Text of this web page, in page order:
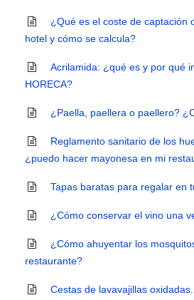
¿Qué es el coste de captación
hotel y cómo se calcula?
Acrilamida: ¿qué es y por qué
HORECA?
¿Paella, paellera o paellero?
Reglamento sanitario de los
¿puedo hacer mayonesa en mi
Tapas baratas para regalar en
¿Cómo conservar el vino una
¿Cómo ahuyentar los
restaurante?
Cestas de lavavajillas